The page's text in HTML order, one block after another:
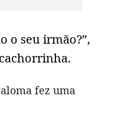
o seu irmão?”,
fez uma